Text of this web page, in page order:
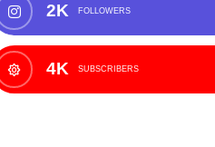
2K FOLLOWERS
4K SUBSCRIBERS